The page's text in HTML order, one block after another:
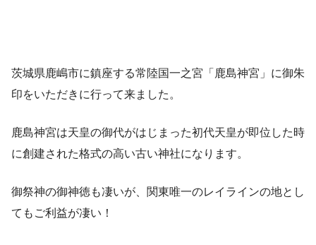
茨城県鹿嶋市に鎮座する常陸国一之宮「鹿島神宮」に御朱
印をいただきに行って来ました。
鹿島神宮は天皇の御代がはじまった初代天皇が即位した時
に創建された格式の高い古い神社になります。
御祭神の御神徳も凄いが、関東唯一のレイラインの地とし
てもご利益が凄い！